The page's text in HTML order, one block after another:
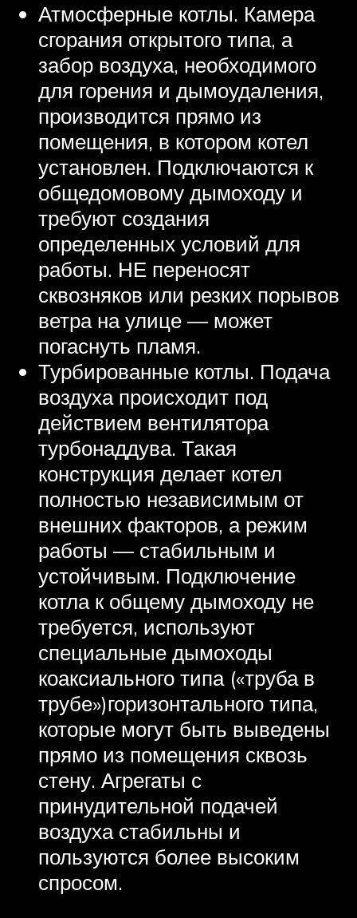
Атмосферные котлы. Камера
сгорания открытого типа, а
забор воздуха, необходимого
для горения и дымоудаления,
производится прямо из
помещения, в котором котел
установлен. Подключаются к
общедомовому дымоходу и
требуют создания
определенных условий для
работы. НЕ переносят
сквозняков или резких порывов
ветра на улице — может
погаснуть пламя.
Турбированные котлы. Подача
воздуха происходит под
действием вентилятора
турбонаддува. Такая
конструкция делает котел
полностью независимым от
внешних факторов, а режим
работы — стабильным и
устойчивым. Подключение
котла к общему дымоходу не
требуется, используют
специальные дымоходы
коаксиального типа («труба в
трубе»)горизонтального типа,
которые могут быть выведены
прямо из помещения сквозь
стену. Агрегаты с
принудительной подачей
воздуха стабильны и
пользуются более высоким
спросом.